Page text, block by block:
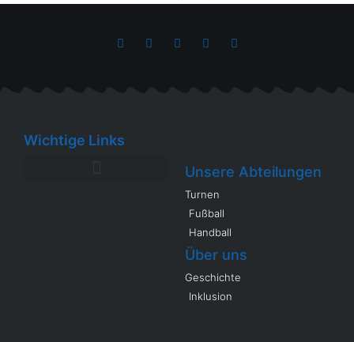
Wichtige Links
Unsere Abteilungen
Turnen
Fußball
Handball
Über uns
Geschichte
Inklusion